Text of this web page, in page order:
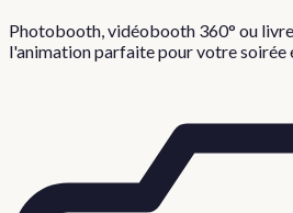
Photobooth, vidéobooth 360° ou
l'animation parfaite pour votresoirée